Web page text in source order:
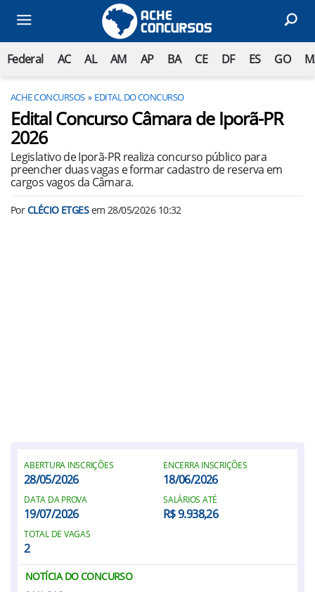
Federal AC AL AM AP BA CE DF ES GO
ACHE CONCURSOS EDITAL DO CONCURSO
Edital Concurso Câmara de Iporã-PR
2026
Legislativo de Iporã-PR realiza concurso público para
preencher duas vagas e formar cadastro de reserva em
cargos vagos da Câmara.
PorCLÉCIO ETGESem 28/05/2026 10:32
ABERTURA INSCRIÇÕES
28/05/2026
ENCERRA INSCRIÇÕES
18/06/2026
DATA DA PROVA
19/07/2026
SALÁRIOS ATÉ
R$ 9.938,26
TOTAL DE VAGAS
2
NOTÍCIA DO CONCURSO